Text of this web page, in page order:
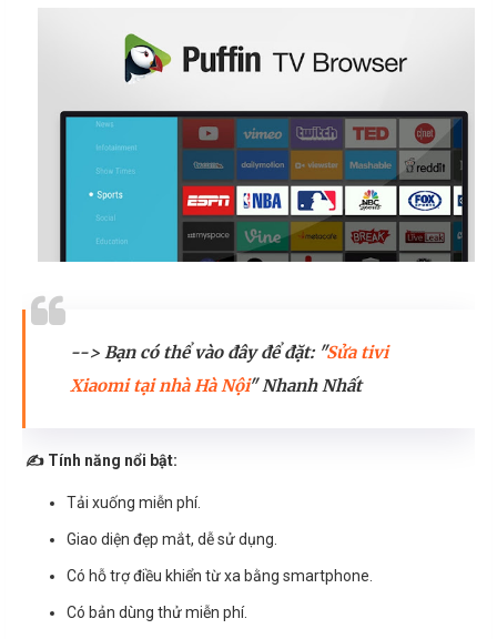
--> Bạn có thể vào đây để đặt: "Sửa tivi
Xiaomi tại nhà Hà Nội" Nhanh Nhất
✍️ Tính năng nổi bật:
Tải xuống miễn phí.
Giao diện đẹp mắt, dễ sử dụng.
Có hỗ trợ điều khiển từ xa bằng smartphone.
Có bản dùng thử miễn phí.